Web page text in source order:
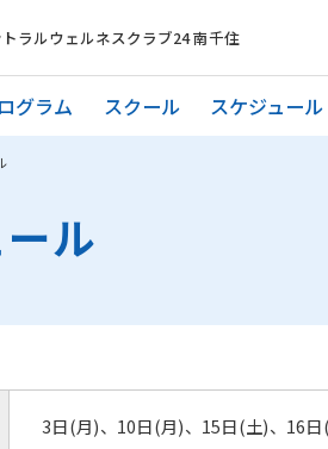
ラルウェルネスクラブ24 南千住
グラム スクール スケジュール
ル
3日(月)、10日(月)、15日(土)、16